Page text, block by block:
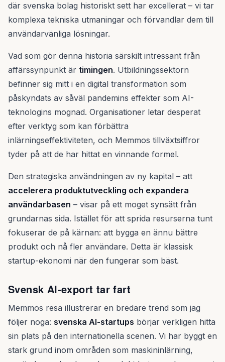
där svenska bolag historiskt sett har excellerat – vi tar
komplexa tekniska utmaningar och förvandlar dem till
användarvänliga lösningar.
Vad som gör denna historia särskilt intressant från
affärssynpunkt är timingen. Utbildningssektorn
befinner sig mitt i en digital transformation som
påskyndats av såväl pandemins effekter som AI-
teknologins mognad. Organisationer letar desperat
efter verktyg som kan förbättra
inlärningseffektiviteten, och Memmos tillväxtsiffror
tyder på att de har hittat en vinnande formel.
Den strategiska användningen av ny kapital – att
accelerera produktutveckling och expandera
användarbasen – visar på ett moget synsätt från
grundarnas sida. Istället för att sprida resurserna tunt
fokuserar de på kärnan: att bygga en ännu bättre
produkt och nå fler användare. Detta är klassisk
startup-ekonomi när den fungerar som bäst.
Svensk AI-export tar fart
Memmos resa illustrerar en bredare trend som jag
följer noga: svenska AI-startups börjar verkligen hitta
sin plats på den internationella scenen. Vi har byggt en
stark grund inom områden som maskininlärning,